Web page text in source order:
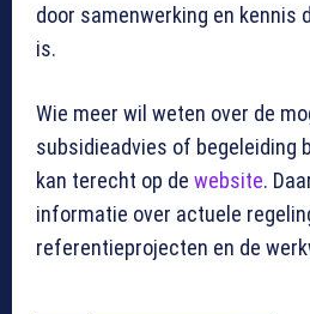
door samenwerking en kennis
is.
Wie meer wil weten over de
subsidieadvies of begeleiding
kan terecht op de website.
informatie over actuele
referentieprojecten en de